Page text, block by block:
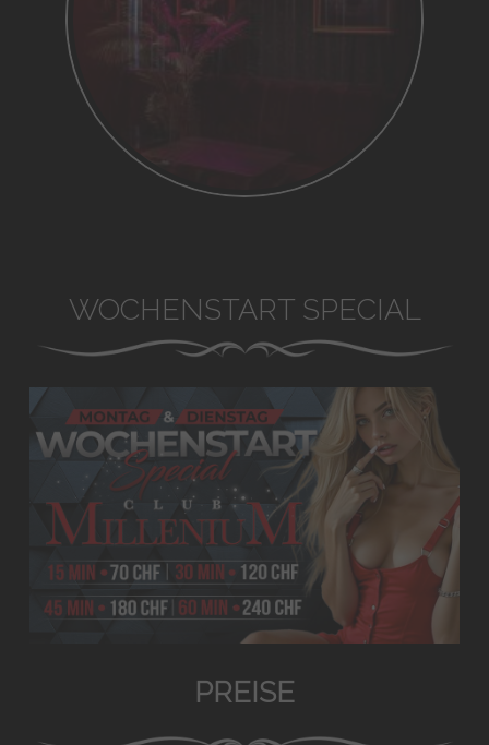
WOCHENSTART SPECIAL
PREISE